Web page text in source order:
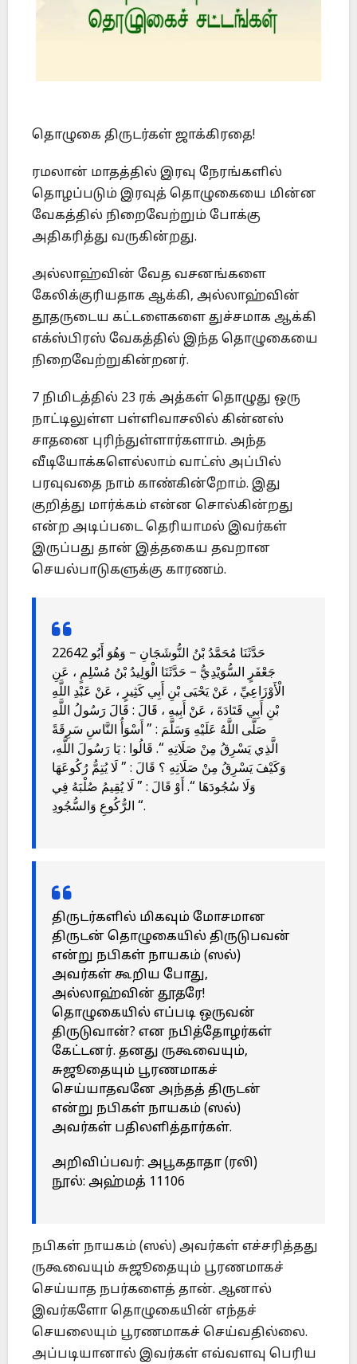
தொழுகை திருடர்கள் ஜாக்கிரதை!
ரமலான் மாதத்தில் இரவு நேரங்களில்
தொழப்படும் இரவுத் தொழுகையை மின்ன
வேகத்தில் நிறைவேற்றும் போக்கு
அதிகரித்து வருகின்றது.
அல்லாஹ்வின் வேத வசனங்களை
கேலிக்குரியதாக ஆக்கி, அல்லாஹ்வின்
தூதருடைய கட்டளைகளை துச்சமாக ஆக்கி
எக்ஸ்பிரஸ் வேகத்தில் இந்த தொழுகையை
நிறைவேற்றுகின்றனர்.
7 நிமிடத்தில் 23 ரக் அத்கள் தொழுது ஒரு
நாட்டிலுள்ள பள்ளிவாசலில் கின்னஸ்
சாதனை புரிந்துள்ளார்களாம். அந்த
வீடியோக்களெல்லாம் வாட்ஸ் அப்பில்
பரவுவதை நாம் காண்கின்றோம். இது
குறித்து மார்க்கம் என்ன சொல்கின்றது
என்ற அடிப்படை தெரியாமல் இவர்கள்
இருப்பது தான் இத்தகைய தவறான
செயல்பாடுகளுக்கு காரணம்.
22642 حَدَّثَنَا مُحَمَّدُ بْنُ النُّوشَجَانِ – وَهُوَ أَبُو
جَعْفَرٍ السُّوَيْدِيُّ – حَدَّثَنَا الْوَلِيدُ بْنُ مُسْلِمٍ ، عَنِ
الْأَوْزَاعِيِّ ، عَنْ يَحْيَى بْنِ أَبِي كَثِيرٍ ، عَنْ عَبْدِ اللَّهِ
بْنِ أَبِي قَتَادَةَ ، عَنْ أَبِيهِ ، قَالَ : قَالَ رَسُولُ اللَّهِ
صَلَّى اللَّهُ عَلَيْهِ وَسَلَّمَ : ” أَسْوَأُ النَّاسِ سَرِقَةً
الَّذِي يَسْرِقُ مِنْ صَلَاتِهِ “. قَالُوا : يَا رَسُولَ اللَّهِ،
وَكَيْفَ يَسْرِقُ مِنْ صَلَاتِهِ ؟ قَالَ : ” لَا يُتِمُّ رُكُوعَهَا
وَلَا سُجُودَهَا “. أَوْ قَالَ : ” لَا يُقِيمُ صُلْبَهُ فِي
الرُّكُوعِ وَالسُّجُودِ “.
திருடர்களில் மிகவும் மோசமான
திருடன் தொழுகையில் திருடுபவன்
என்று நபிகள் நாயகம் (ஸல்)
அவர்கள் கூறிய போது,
அல்லாஹ்வின் தூதரே!
தொழுகையில் எப்படி ஒருவன்
திருடுவான்? என நபித்தோழர்கள்
கேட்டனர். தனது ருகூவையும்,
சுஜூதையும் பூரணமாகச்
செய்யாதவனே அந்தத் திருடன்
என்று நபிகள் நாயகம் (ஸல்)
அவர்கள் பதிலளித்தார்கள்.
அறிவிப்பவர்: அபூகதாதா (ரலி)
நூல்: அஹ்மத் 11106
நபிகள் நாயகம் (ஸல்) அவர்கள் எச்சரித்தது
ருகூவையும் சுஜூதையும் பூரணமாகச்
செய்யாத நபர்களைத் தான். ஆனால்
இவர்களோ தொழுகையின் எந்தச்
செயலையும் பூரணமாகச் செய்வதில்லை.
அப்படியானால் இவர்கள் எவ்வளவு பெரிய